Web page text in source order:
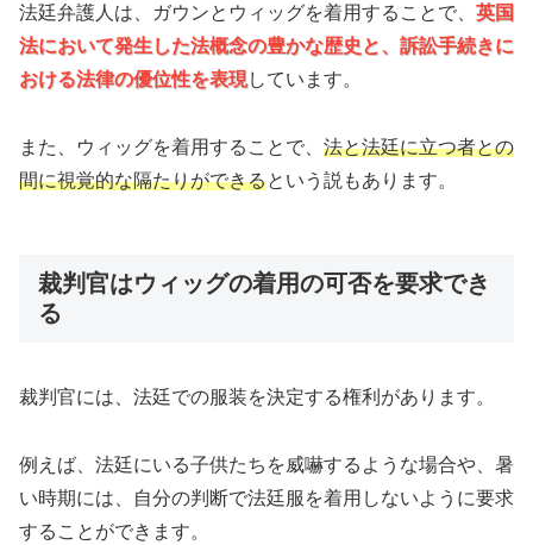
法廷弁護人は、ガウンとウィッグを着用することで、 英国
法において発生した法概念の豊かな歴史と、訴訟手続きに
おける法律の優位性を表現しています。
また、ウィッグを着用することで、 法と法廷に立つ者との
間に視覚的な隔たりができるという説もあります。
裁判官はウィッグの着用の可否を要求でき
る
裁判官には、法廷での服装を決定する権利があります。
例えば、法廷にいる子供たちを威嚇するような場合や、暑
い時期には、自分の判断で法廷服を着用しないように要求
することができます。